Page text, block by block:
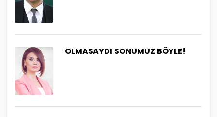
OLMASAYDI SONUMUZ BÖYLE!